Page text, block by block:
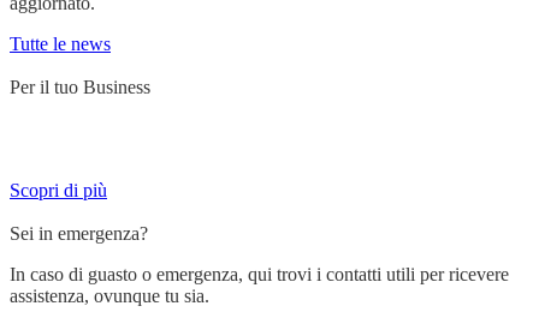
Tutte le news
Per il tuo Business
Scopri di più
Sei in emergenza?
In caso di guasto o emergenza, qui trovi i contatti utili per ricevere
assistenza, ovunque tu sia.